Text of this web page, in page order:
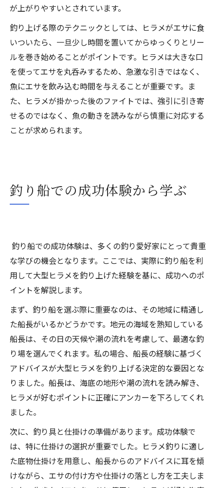
が上がりやすいとされています。
釣り上げる際のテクニックとしては、ヒラメがエサに食
いついたら、一旦少し時間を置いてからゆっくりとリー
ルを巻き始めることがポイントです。ヒラメは大きな口
を使ってエサを丸呑みするため、急激な引きではなく、
魚にエサを飲み込む時間を与えることが重要です。ま
た、ヒラメが掛かった後のファイトでは、強引に引き寄
せるのではなく、魚の動きを読みながら慎重に対応する
ことが求められます。
釣り船での成功体験から学ぶ
釣り船での成功体験は、多くの釣り愛好家にとって貴重
な学びの機会となります。ここでは、実際に釣り船を利
用して大型ヒラメを釣り上げた経験を基に、成功へのポ
イントを解説します。
まず、釣り船を選ぶ際に重要なのは、その地域に精通し
た船長がいるかどうかです。地元の海域を熟知している
船長は、その日の天候や潮の流れを考慮して、最適な釣
り場を選んでくれます。私の場合、船長の経験に基づく
アドバイスが大型ヒラメを釣り上げる決定的な要因とな
りました。船長は、海底の地形や潮の流れを読み解き、
ヒラメが好むポイントに正確にアンカーを下ろしてくれ
ました。
次に、釣り具と仕掛けの準備があります。成功体験で
は、特に仕掛けの選択が重要でした。ヒラメ釣りに適し
た底物仕掛けを用意し、船長からのアドバイスに耳を傾
けながら、エサの付け方や仕掛けの落とし方を工夫しま